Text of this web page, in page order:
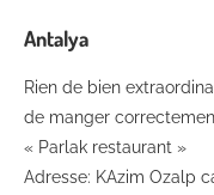
Antalya
Rien de bien
de manger
« Parlak restaurant »
Adresse: KAzim Ozalp